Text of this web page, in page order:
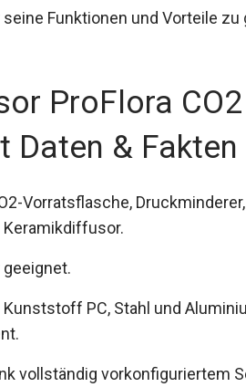
Funktionen und Vorteile zu
ProFlora
Daten & Fakten
Vorratsflasche,
geeignet.
PC, Stahl und
vollständig vorkonfiguriertem